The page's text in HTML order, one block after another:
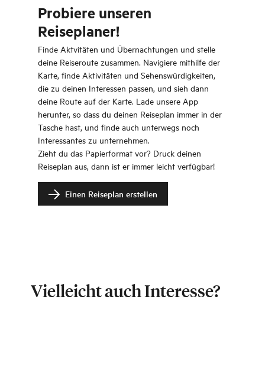
Probiere unseren
Reiseplaner!
Finde Aktvitäten und Übernachtungen und stelle
deine Reiseroute zusammen. Navigiere mithilfe der
Karte, finde Aktivitäten und Sehenswürdigkeiten,
die zu deinen Interessen passen, und sieh dann
deine Route auf der Karte. Lade unsere App
herunter, so dass du deinen Reiseplan immer in der
Tasche hast, und finde auch unterwegs noch
Interessantes zu unternehmen.
Zieht du das Papierformat vor? Druck deinen
Reiseplan aus, dann ist er immer leicht verfügbar!
Einen Reiseplan erstellen
Vielleicht auch Interesse?